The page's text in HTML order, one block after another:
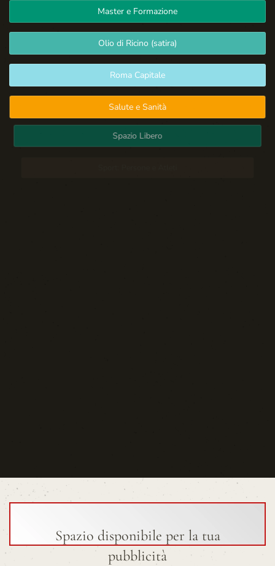
Master e Formazione
Olio di Ricino (satira)
Roma Capitale
Salute e Sanità
Spazio Libero
Spazio disponibile per la tua
pubblicità